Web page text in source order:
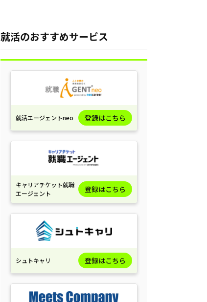
就活のおすすめサービス
就活エージェントneo 登録はこちら
キャリアチケット就職
エージェント
登録はこちら
シュトキャリ 登録はこちら